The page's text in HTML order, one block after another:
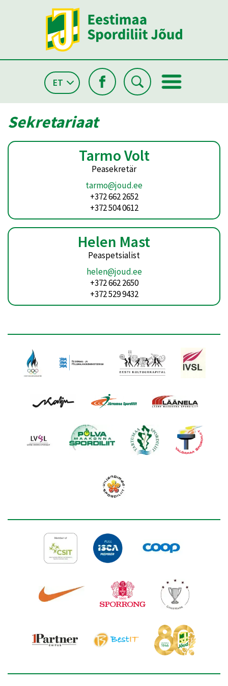
ET
Sekretariaat
Tarmo Volt
Peasekretär
tarmo@joud.ee
+372 662 2652
+372 504 0612
Helen Mast
Peaspetsialist
helen@joud.ee
+372 662 2650
+372 529 9432